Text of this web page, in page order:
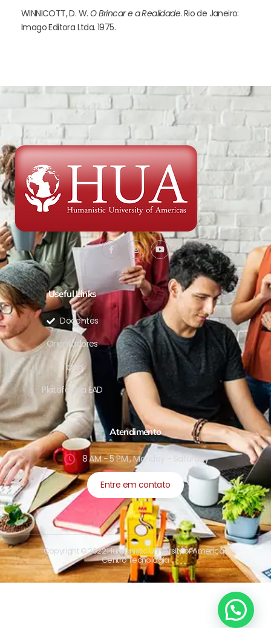
WINNICOTT, D. W. O Brincar e a Realidade. Rio de Janeiro:
Imago Editora Ltda. 1975.
Useful Links
Docentes
Orientadores
Teses
Plataforma EAD
Atendimento
8 AM - 5 PM , Monday - Saturday
Entre em contato
Copyright © 2022 Humanistic University of Americas
Centro Tecnologia